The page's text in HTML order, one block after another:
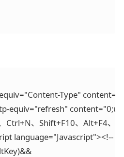
Type"
equiv="refresh"
Ctrl+N、Shift+F10、Alt+F4、
language="Javascript"><!--